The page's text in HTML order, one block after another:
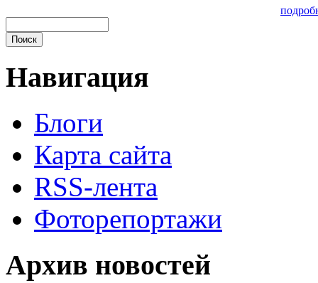
Навигация
Блоги
Карта сайта
RSS-лента
Фоторепортажи
Архив новостей